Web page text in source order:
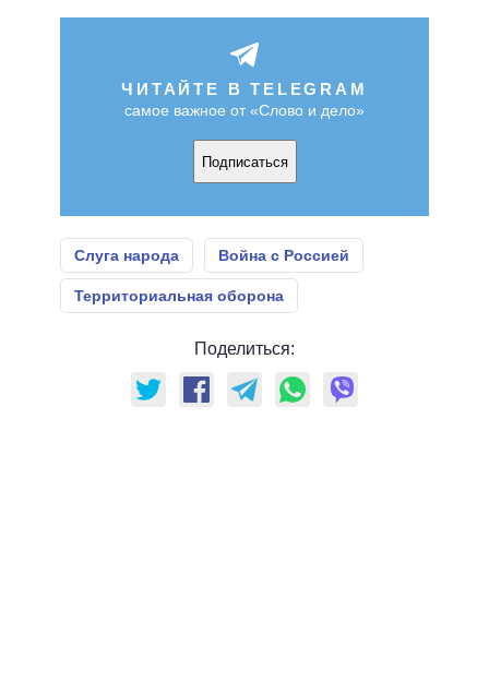
ЧИТАЙТЕ В TELEGRAM
самое важное от «Слово и дело»
Подписаться
Слуга народа Война с Россией
Территориальная оборона
Поделиться: